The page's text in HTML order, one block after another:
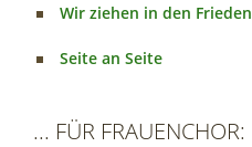
Wir ziehen in den Frieden
Seite an Seite
... FÜR FRAUENCHOR: